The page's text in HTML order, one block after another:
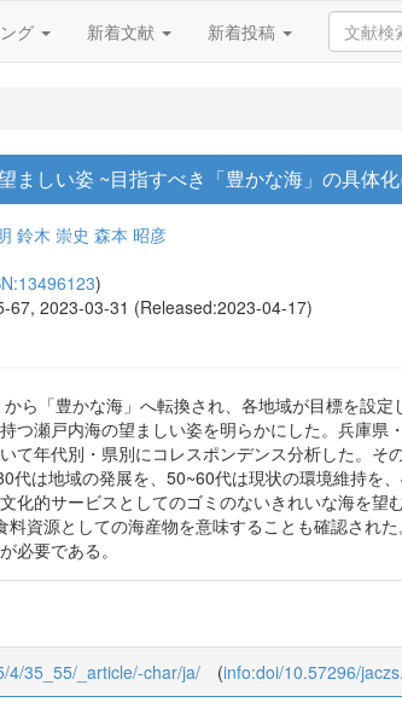
グ 新着文献 新着投稿
ましい姿 ~目指すべき「豊かな海」の具体
鈴木 崇史 森本 昭彦
)
67, 2023-03-31 (Released:2023-04-17)
ら「豊かな海」へ転換され、各地域が目標を設
つ瀬戸内海の望ましい姿を明らかにした。兵庫
て年代別・県別にコレスポンデンス分析した。
は地域の発展を、50~60代は現状の環境維持を
化的サービスとしてのゴミのないきれいな海を
資源としての海産物を意味することも確認され
必要である。
4/35_55/_article/-char/ja/ (info:doi/10.57296/